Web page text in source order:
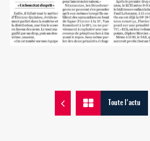
Toute l'actu